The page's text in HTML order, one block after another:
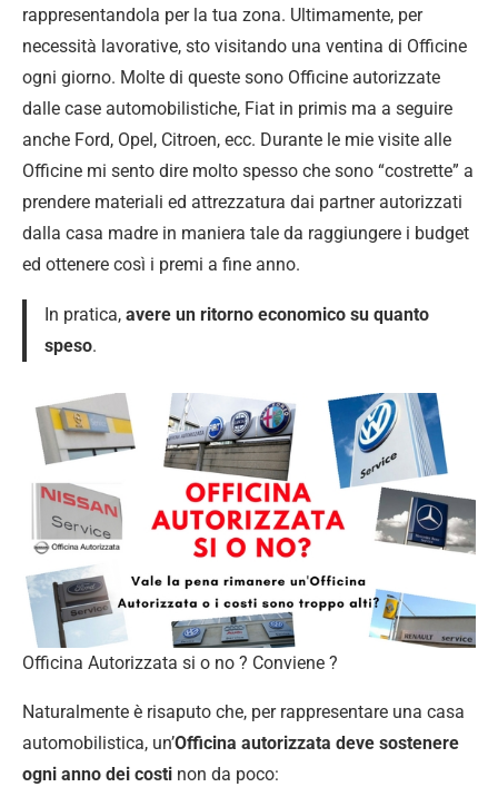
rappresentandola per la tua zona. Ultimamente, per
necessità lavorative, sto visitando una ventina di Officine
ogni giorno. Molte di queste sono Officine autorizzate
dalle case automobilistiche, Fiat in primis ma a seguire
anche Ford, Opel, Citroen, ecc. Durante le mie visite alle
Officine mi sento dire molto spesso che sono “costrette” a
prendere materiali ed attrezzatura dai partner autorizzati
dalla casa madre in maniera tale da raggiungere i budget
ed ottenere così i premi a fine anno.
In pratica, avere un ritorno economico su quanto
speso.
Officina Autorizzata si o no ? Conviene ?
Naturalmente è risaputo che, per rappresentare una casa
automobilistica, un’Officina autorizzata deve sostenere
ogni anno dei costi non da poco: